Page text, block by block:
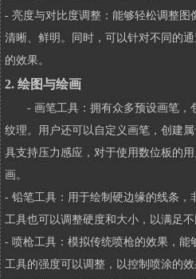
- 亮度与对比度调整：能够轻松调整图
清晰、鲜明。同时，可以针对不同的
的效果。
2. 绘图与绘画
- 画笔工具：拥有众多预设画笔，
纹理。用户还可以自定义画笔，创建
具支持压力感应，对于使用数位板的
画。
- 铅笔工具：用于绘制硬边缘的线条，
工具也可以调整硬度和大小，以满足不
- 喷枪工具：模拟传统喷枪的效果，能
工具的强度可以调整，以控制喷涂的效